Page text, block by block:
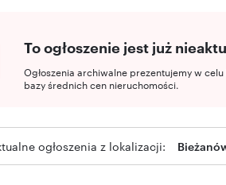
To ogłoszenie jest już
Ogłoszenia archiwalne prezentujemy w
bazy średnich cen nieruchomości.
ogłoszenia z lokalizacji: